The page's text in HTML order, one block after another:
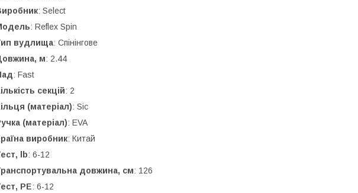
: Select
: Reflex Spin
вудлища: Спінінгове
м: 2.44
: Fast
секцій: 2
(матеріал): Sic
(матеріал): EVA
виробник: Китай
lb: 6-12
довжина, см: 126
PE: 6-12